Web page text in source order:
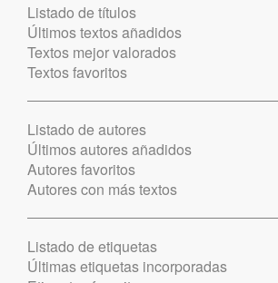
Listado de títulos
Últimos textos añadidos
Textos mejor valorados
Textos favoritos
Listado de autores
Últimos autores añadidos
Autores favoritos
Autores con más textos
Listado de etiquetas
Últimas etiquetas incorporadas